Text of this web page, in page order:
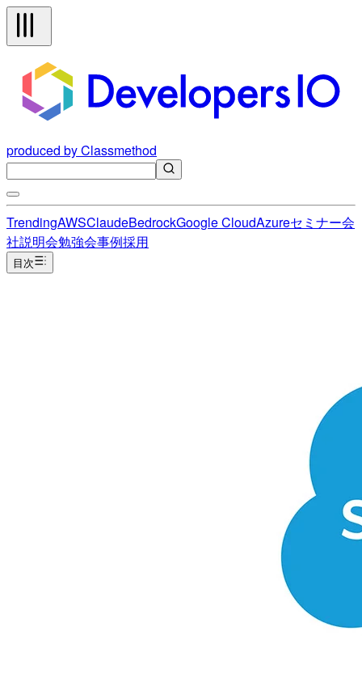
produced by Classmethod
TrendingAWSClaudeBedrockGoogle CloudAzureセミナー会
社説明会勉強会事例採用
目次